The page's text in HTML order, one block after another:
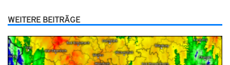
WEITERE BEITRÄGE